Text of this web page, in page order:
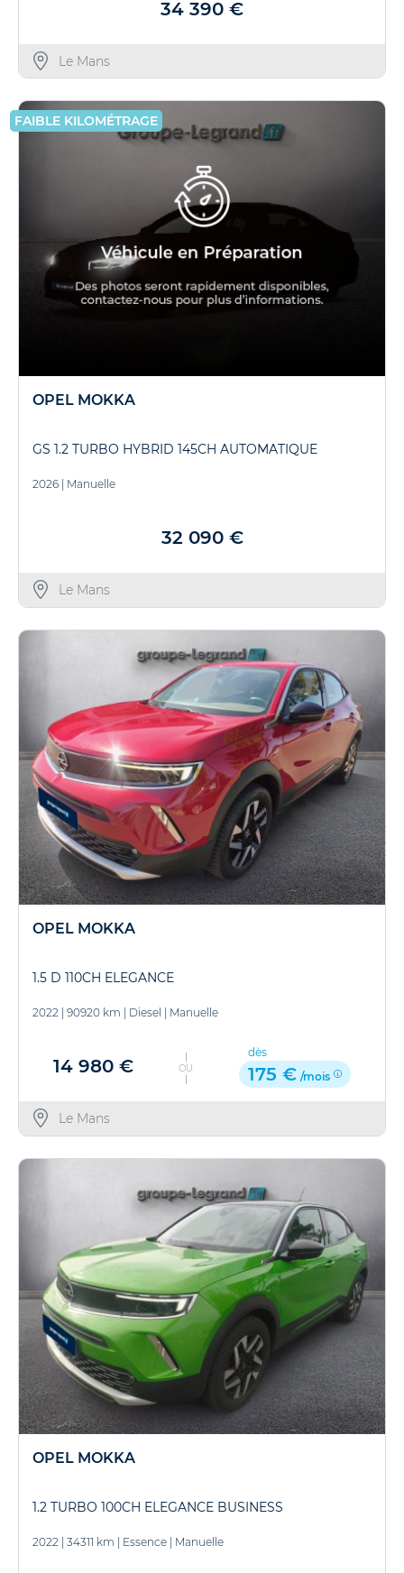
34 390 €
Le Mans
FAIBLE KILOMÉTRAGE
OPEL MOKKA
GS 1.2 TURBO HYBRID 145CH AUTOMATIQUE
2026 Manuelle
32 090 €
Le Mans
OPEL MOKKA
1.5 D 110CH ELEGANCE
2022 90920 km Diesel Manuelle
14 980 € OU
dès
175 € /mois
Le Mans
OPEL MOKKA
1.2 TURBO 100CH ELEGANCE BUSINESS
2022 | 34311 km | Essence | Manuelle